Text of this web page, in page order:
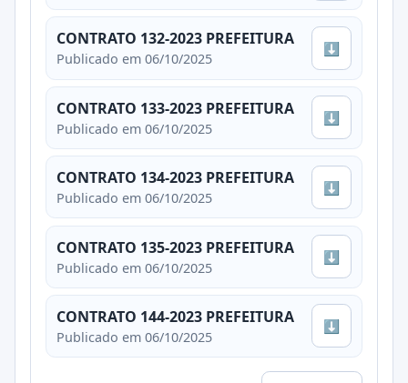
CONTRATO 132-2023 PREFEITURA
Publicado em 06/10/2025
⬇
CONTRATO 133-2023 PREFEITURA
Publicado em 06/10/2025
⬇
CONTRATO 134-2023 PREFEITURA
Publicado em 06/10/2025
⬇
CONTRATO 135-2023 PREFEITURA
Publicado em 06/10/2025
⬇
CONTRATO 144-2023 PREFEITURA
Publicado em 06/10/2025
⬇